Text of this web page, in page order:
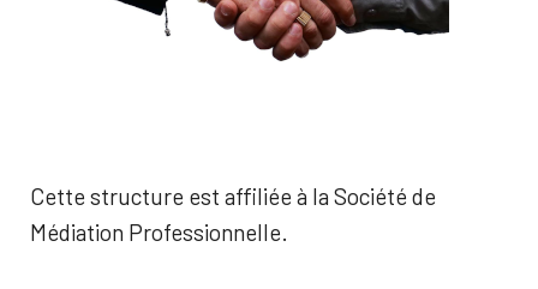
Cette structure est affiliée à la Société de
Médiation Professionnelle.